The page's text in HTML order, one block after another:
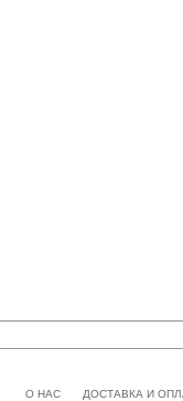
О НАС ДОСТАВКА И